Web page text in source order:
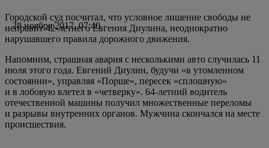
28 ноября 2017, 07:40
Городской суд посчитал, что условное лишение свободы не
исправит 42-летнего Евгения Диулина, неоднократно
нарушавшего правила дорожного движения.
Напомним, страшная авария с несколькими авто случилась 11
июля этого года. Евгений Диулин, будучи «в утомленном
состоянии», управляя «Порше», пересек «сплошную»
и в лобовую влетел в «четверку». 64-летний водитель
отечественной машины получил множественные переломы
и разрывы внутренних органов. Мужчина скончался на месте
происшествия.